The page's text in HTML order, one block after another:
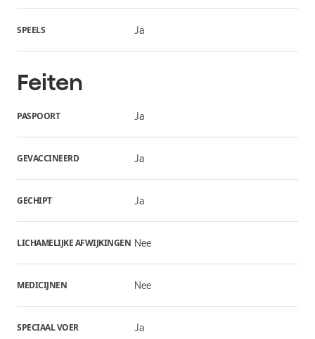
SPEELS Ja
Feiten
PASPOORT Ja
GEVACCINEERD Ja
GECHIPT Ja
LICHAMELIJKE AFWIJKINGEN Nee
MEDICIJNEN Nee
SPECIAAL VOER Ja